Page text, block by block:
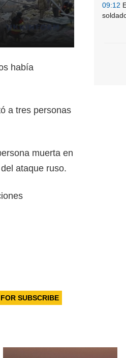
09:12
había
a tres personas
muerta en
ataque ruso.
SUBSCRIBE